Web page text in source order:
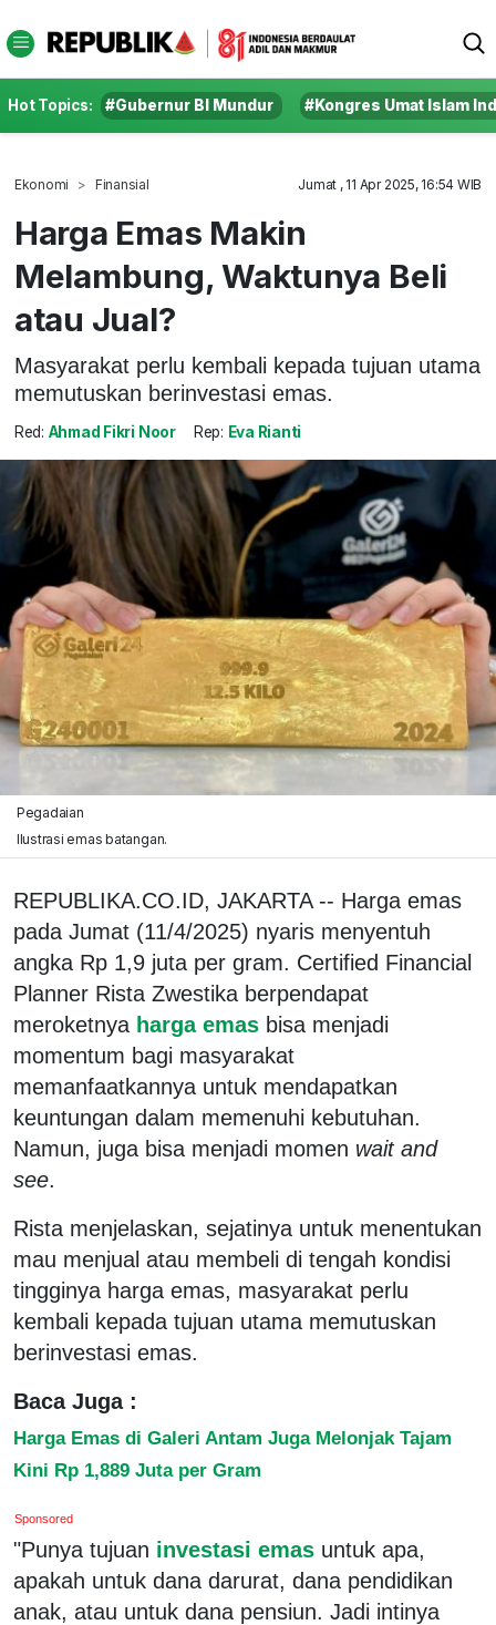
Hot Topics: #Gubernur BI Mundur #Kongres Umat Islam
Ekonomi Finansial Jumat , 11 Apr 2025, 16:54 WIB
Harga Emas Makin
Melambung, Waktunya Beli
atau Jual?
Masyarakat perlu kembali kepada tujuan utama
memutuskan berinvestasi emas.
Red: Ahmad Fikri Noor Rep: Eva Rianti
Pegadaian
Ilustrasi emas batangan.
REPUBLIKA.CO.ID, JAKARTA -- Harga emas
pada Jumat (11/4/2025) nyaris menyentuh
angka Rp 1,9 juta per gram. Certified Financial
Planner Rista Zwestika berpendapat
meroketnya harga emas bisa menjadi
momentum bagi masyarakat
memanfaatkannya untuk mendapatkan
keuntungan dalam memenuhi kebutuhan.
Namun, juga bisa menjadi momen wait and
see.
Rista menjelaskan, sejatinya untuk menentukan
mau menjual atau membeli di tengah kondisi
tingginya harga emas, masyarakat perlu
kembali kepada tujuan utama memutuskan
berinvestasi emas.
Baca Juga :
Harga Emas di Galeri Antam Juga Melonjak Tajam
Kini Rp 1,889 Juta per Gram
Sponsored
"Punya tujuan investasi emas untuk apa,
apakah untuk dana darurat, dana pendidikan
anak, atau untuk dana pensiun. Jadi intinya